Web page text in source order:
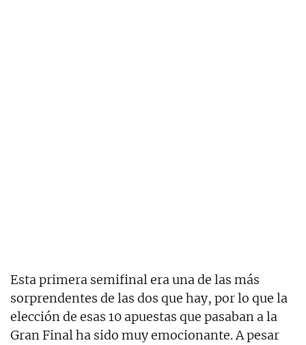
Esta primera semifinal era una de las más
sorprendentes de las dos que hay, por lo que la
elección de esas 10 apuestas que pasaban a la
Gran Final ha sido muy emocionante. A pesar